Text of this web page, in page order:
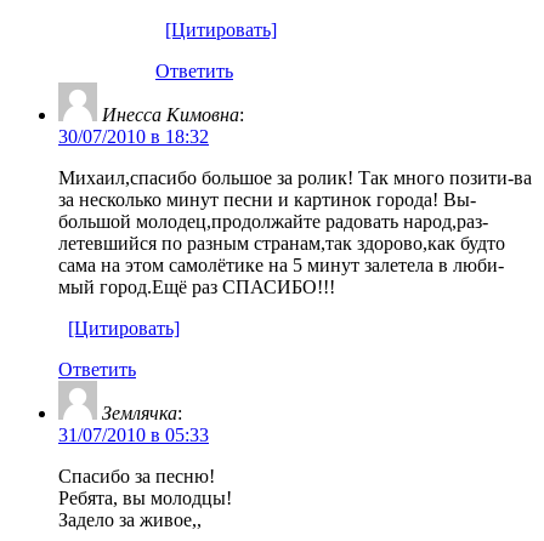
[Цитировать]
Ответить
Инесса Кимовна:
30/07/2010 в 18:32
Михаил,спасибо большое за ролик! Так много позити-ва
за несколько минут песни и картинок города! Вы-
большой молодец,продолжайте радовать народ,раз-
летевшийся по разным странам,так здорово,как будто
сама на этом самолётике на 5 минут залетела в люби-
мый город.Ещё раз СПАСИБО!!!
[Цитировать]
Ответить
Землячка:
31/07/2010 в 05:33
Спасибо за песню!
Ребята, вы молодцы!
Задело за живое,,